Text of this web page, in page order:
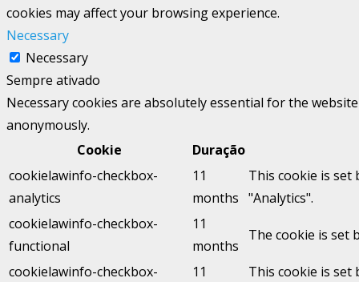
cookies may affect your browsing experience.
Necessary
Necessary
Sempre ativado
Necessary cookies are absolutely essential for the
anonymously.
Cookie
Duração
cookielawinfo-checkbox-
analytics
11
months
This cookie is set
"Analytics".
cookielawinfo-checkbox-
functional
11
months
The cookie is set
cookielawinfo-checkbox-
11
This cookie is set